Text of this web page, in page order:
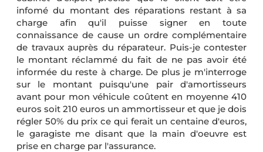
infomé du montant des réparations restant à sa
charge afin qu'il puisse signer en toute
connaissance de cause un ordre complémentaire
de travaux auprès du réparateur. Puis-je contester
le montant réclammé du fait de ne pas avoir été
informée du reste à charge. De plus je m'interroge
sur le montant puisqu'une pair d'amortisseurs
avant pour mon véhicule coûtent en moyenne 410
euros soit 210 euros un ammortisseur et que je dois
régler 50% du prix ce qui ferait un centaine d'euros,
le garagiste me disant que la main d'oeuvre est
prise en charge par l'assurance.